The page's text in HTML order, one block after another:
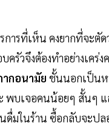
ารที่เห็น คงยากที่จะตั
รัวจึงต้องทำอย่างเคร่
กอนามัย ชั้นนอกเป็นห
พบเจอคนน้อยๆ สั้นๆ
มในร้าน ซื้อกลับจะปล